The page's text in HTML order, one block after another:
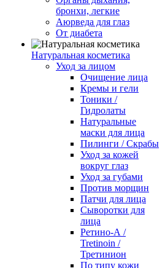
бронхи, легкие
Аюрведа для глаз
От диабета
Натуральная косметика
Уход за лицом
Очищение лица
Кремы и гели
Тоники /
Гидролаты
Натуральные
маски для лица
Пилинги / Cкрабы
Уход за кожей
вокруг глаз
Уход за губами
Против морщин
Патчи для лица
Сыворотки для
лица
Ретино-А /
Tretinoin /
Третинион
По типу кожи